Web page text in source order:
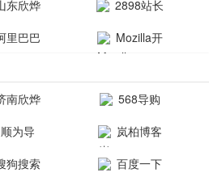
类影迷
，提供
、高
畅的观
验。
电影在线观
看，神马影
最新好看的
剧片、爱情
片、搞笑片
费共享、技
术教程学习
台！整合破
合破解游
戏、整合安
东欣烨
科技有
2898站长
资源平台
里巴巴
Mozilla开
南欣烨
限公
568导购
网
顺为导
公运营
岚柏博客
狗搜索
百度一下